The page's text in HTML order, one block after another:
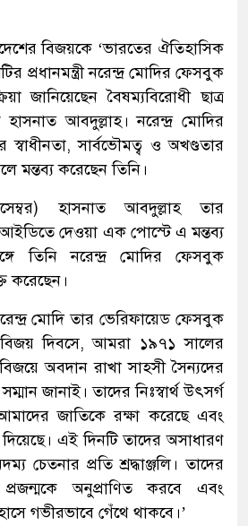
বিজয়কে ‘ভারতের ঐতিহাসিক
প্রধানমন্ত্রী নরেন্দ্র মোদির ফেসবুক
জানিয়েছেন বৈষম্যবিরোধী ছাত্র
আবদুল্লাহ। নরেন্দ্র মোদির
স্বাধীনতা, সার্বভৌমত্ব ও অখণ্ডতার
মন্তব্য করেছেন তিনি।
হাসনাত আবদুল্লাহ তার
দেওয়া এক পোস্টে এ মন্তব্য
তিনি নরেন্দ্র মোদির ফেসবুক
করেছেন।
মোদি তার ভেরিফায়েড ফেসবুক
দিবসে, আমরা ১৯৭১ সালের
অবদান রাখা সাহসী সৈন্যদের
জানাই। তাদের নিঃস্বার্থ উৎসর্গ
জাতিকে রক্ষা করেছে এবং
এই দিনটি তাদের অসাধারণ
চেতনার প্রতি শ্রদ্ধাঞ্জলি। তাদের
অনুপ্রাণিত করবে এবং
গভীরভাবে গেঁথে থাকবে।’